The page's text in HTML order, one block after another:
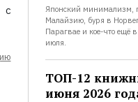
с
Японский минимализм,
Малайзию, буря в
Парагвае и кое-что ещё
июля.
ТОП-12
июня 2026